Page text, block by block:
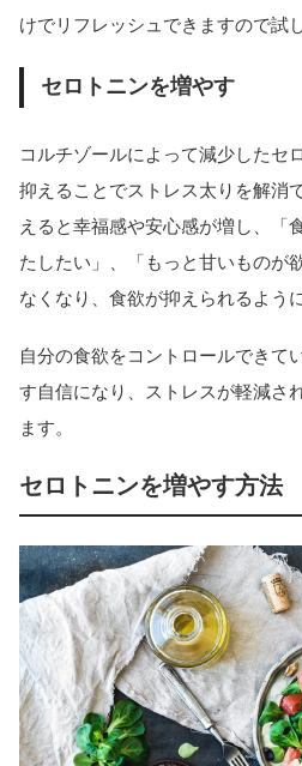
けでリフレッシュできますので試
セロトニンを増やす
コルチゾールによって減少したセ
抑えることでストレス太りを解消
えると幸福感や安心感が増し、「
たしたい」、「もっと甘いものが
なくなり、食欲が抑えられるよう
自分の食欲をコントロールできて
す自信になり、ストレスが軽減さ
ます。
セロトニンを増やす方法